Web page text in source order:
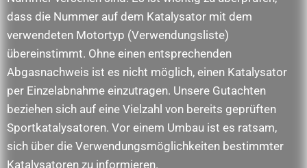
dass die Nummer auf dem Katalysator mit dem
verwendeten Motortyp (Verwendungsliste)
übereinstimmt. Ohne einen entsprechenden
Abgasnachweis ist es nicht möglich, einen Katalysator
per Einzelabnahme einzutragen. Unsere Gutachten
beziehen sich auf eine Vielzahl von bereits geprüften
Sportkatalysatoren. Vor einem Umbau ist es ratsam,
sich über die Verwendungsmöglichkeiten bestimmter
Katalysatoren zu informieren.